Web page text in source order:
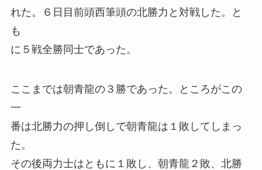
れた。６日目前頭西筆頭の北勝力と対戦した。と
も
に５戦全勝同士であった。
ここまでは朝青龍の３勝であった。ところがこの
一
番は北勝力の押し倒しで朝青龍は１敗してしまっ
た。
その後両力士はともに１敗し、朝青龍２敗、北勝